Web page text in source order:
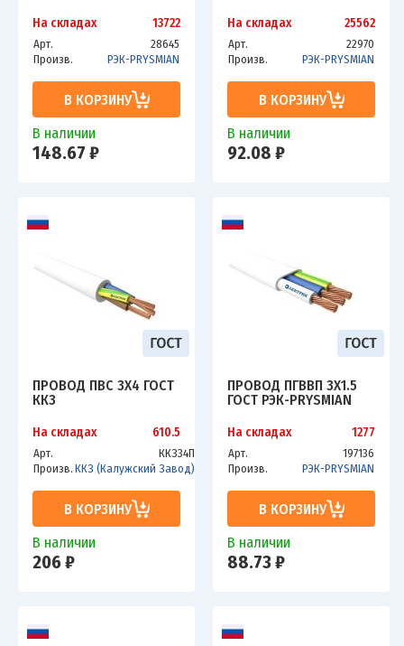
На складах 13722
Арт.
28645
Произв.
РЭК-PRYSMIAN
В КОРЗИНУ
В наличии
148.67 ₽
На складах 25562
Арт.
22970
Произв.
РЭК-PRYSMIAN
В КОРЗИНУ
В наличии
92.08 ₽
ПРОВОД ПВС 3Х4 ГОСТ
ККЗ
На складах 610.5
Арт.
ККЗ34П
Произв. ККЗ (Калужский Завод)
В КОРЗИНУ
В наличии
206 ₽
ПРОВОД ПГВВП 3Х1.5
ГОСТ РЭК-PRYSMIAN
На складах 1277
Арт.
197136
Произв.
РЭК-PRYSMIAN
В КОРЗИНУ
В наличии
88.73 ₽